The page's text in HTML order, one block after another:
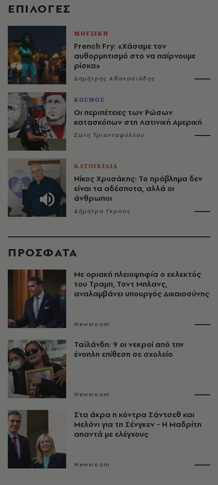
EΠΙΛΟΓΈΣ
ΜΟΥΣΙΚΗ
French Fry: «Χάσαμε τον
αυθορμητισμό στο να παίρνουμε
ρίσκα»
Δημήτρης Αθανασιάδης
ΚΟΣΜΟΣ
Οι περιπέτειες των Ρώσων
κατασκόπων στη Λατινική Αμερική
Σώτη Τριανταφύλλου
ΚΑΤΟΙΚΙΔΙΑ
Νίκος Χρυσάκης: Το πρόβλημα δεν
είναι τα αδέσποτα, αλλά οι
άνθρωποι
Δήμητρα Γκρους
ΠΡΟΣΦΑΤΑ
Με οριακή πλειοψηφία ο εκλεκτός
του Τραμπ, Τοντ Μπλανς,
αναλαμβάνει υπουργός Δικαιοσύνης
Newsroom
Ταϊλάνδη: 9 οι νεκροί από την
ένοπλη επίθεση σε σχολείο
Newsroom
Στα άκρα η κόντρα Σάντσεθ και
Μελόνι για τη Σένγκεν - Η Μαδρίτη
απαντά με ελέγχους
Newsroom